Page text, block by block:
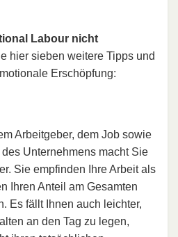
Labour nicht
hier sieben weitere Tipps und
Erschöpfung:
Arbeitgeber, dem Job sowie
Unternehmens macht Sie
Sie empfinden Ihre Arbeit als
Ihren Anteil am Gesamten
Es fällt Ihnen auch leichter,
an den Tag zu legen,